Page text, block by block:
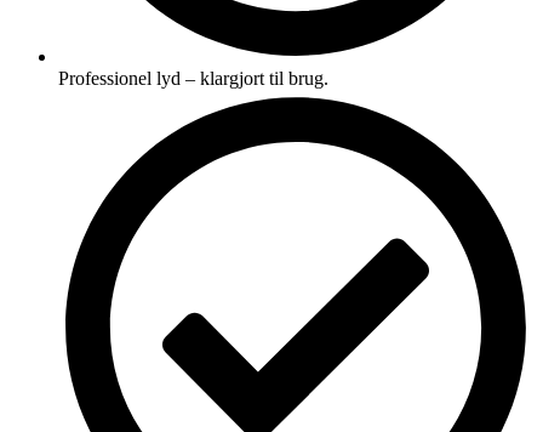
Professionel lyd – klargjort til brug.